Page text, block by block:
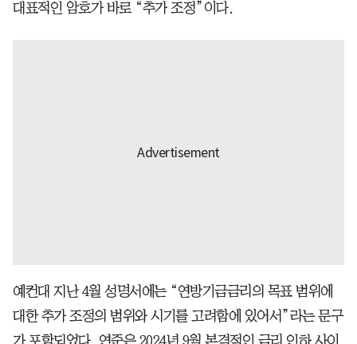
대표적인 암호가 바로 “추가 조정”이다.
예컨대 지난 4월 성명서에는 “연방기금금리의 목표 범위에
대한 추가 조정의 범위와 시기를 고려함에 있어서”라는 문구
가 포함되었다. 연준은 2024년 9월 본격적인 금리 인하 사이